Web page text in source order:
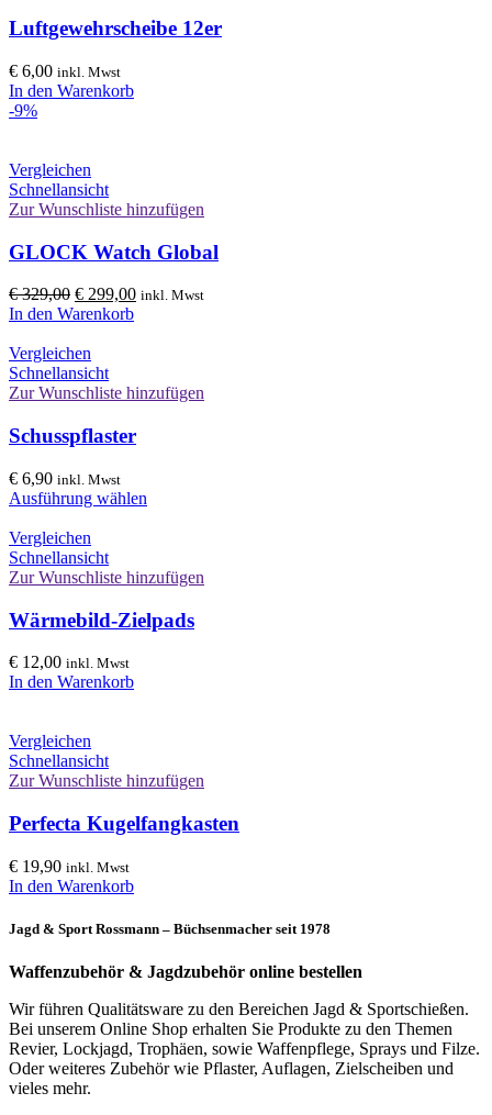
Luftgewehrscheibe 12er
€ 6,00 inkl. Mwst
In den Warenkorb
-9%
Vergleichen
Schnellansicht
Zur Wunschliste hinzufügen
GLOCK Watch Global
€329,00 Ursprünglicher
Preis
€ 329,00
€ 299,00Aktueller
inkl. Mwst
In den Warenkorb
Vergleichen
Schnellansicht
Zur Wunschliste hinzufügen
Schusspflaster
€ 6,90 inkl. Mwst
Ausführung wählen
Vergleichen
Schnellansicht
Zur Wunschliste hinzufügen
Wärmebild-Zielpads
€ 12,00 inkl. Mwst
In den Warenkorb
Vergleichen
Schnellansicht
Zur Wunschliste hinzufügen
Perfecta Kugelfangkasten
€ 19,90 inkl. Mwst
In den Warenkorb
Jagd & Sport Rossmann – Büchsenmacher seit 1978
Waffenzubehör & Jagdzubehör online bestellen
Wir führen Qualitätsware zu den Bereichen Jagd & Sportschießen.
Bei unserem Online Shop erhalten Sie Produkte zu den Themen
Revier, Lockjagd, Trophäen, sowie Waffenpflege, Sprays und Filze.
Oder weiteres Zubehör wie Pflaster, Auflagen, Zielscheiben und
vieles mehr.